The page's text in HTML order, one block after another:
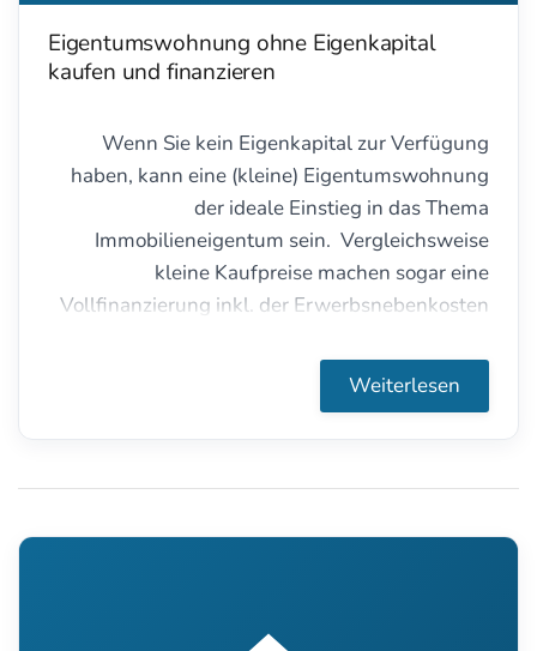
Eigentumswohnung ohne Eigenkapital
kaufen und finanzieren
Wenn Sie kein Eigenkapital zur Verfügung
haben, kann eine (kleine) Eigentumswohnung
der ideale Einstieg in das Thema
Immobilieneigentum sein. Vergleichsweise
kleine Kaufpreise machen sogar eine
Vollfinanzierung inkl. der Erwerbsnebenkosten
die Wohnung bei der Finanzierung
einer anderen Immobilie nützlich sein. Aber nur,
wenn man so ein Projekt richtig angeht.
Weiterlesen